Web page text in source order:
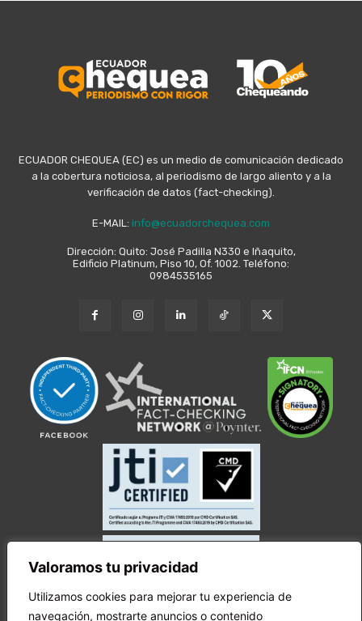
Valoramos tu privacidad
Utilizamos cookies para mejorar tu experiencia de
navegación, mostrarte anuncios o contenido
ECUADOR CHEQUEA (EC) es un medio de comunicación dedicado
a la cobertura noticiosa, al periodismo de largo aliento y a la
verificación de datos (fact-checking).
E-MAIL: info@ecuadorchequea.com
Dirección: Quito: José Padilla N330 e Iñaquito,
Edificio Platinum, Piso 10, Of. 1002. Teléfono:
0984535165